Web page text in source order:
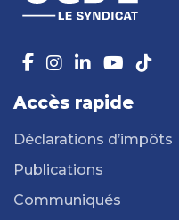
Accès rapide
Déclarations d’impôts
Publications
Communiqués